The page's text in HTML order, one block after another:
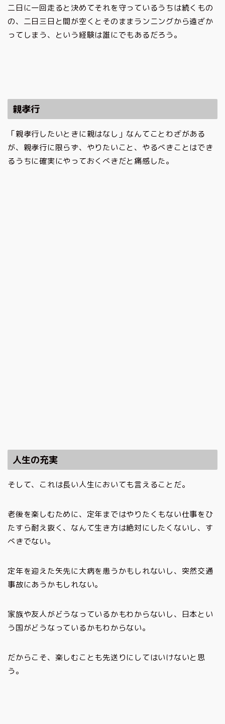
二日に一回走ると決めてそれを守っているうちは続くもの
の、二日三日と間が空くとそのままランニングから遠ざか
ってしまう、という経験は誰にでもあるだろう。
親孝行
「親孝行したいときに親はなし」なんてことわざがある
が、親孝行に限らず、やりたいこと、やるべきことはでき
るうちに確実にやっておくべきだと痛感した。
人生の充実
そして、これは長い人生においても言えることだ。
老後を楽しむために、定年まではやりたくもない仕事をひ
たすら耐え抜く、なんて生き方は絶対にしたくないし、す
べきでない。
定年を迎えた矢先に大病を患うかもしれないし、突然交通
事故にあうかもしれない。
家族や友人がどうなっているかもわからないし、日本とい
う国がどうなっているかもわからない。
だからこそ、楽しむことも先送りにしてはいけないと思
う。